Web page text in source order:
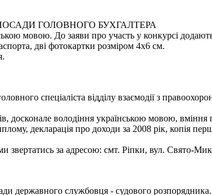
ГОЛОВНОГО БУХГАЛТЕРА
мовою. До заяви про участь у конкурсі
дві фотокартки розміром 4х6 см.
спеціаліста відділу взаємодії з
досконале володіння українською мовою,
декларація про доходи за 2008 рік, копія
за адресою: смт. Ріпки, вул. Свято-
державного службовця - судового розпорядника.